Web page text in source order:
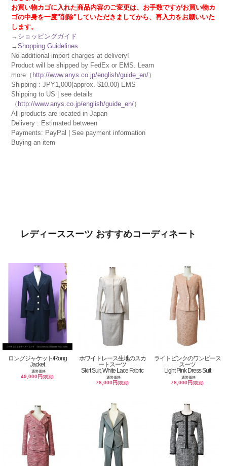
お買い物カゴに入れた商品内容のご変更は、お手数ですがお買い物カ
ゴの中身を一度"削除"していただきましてから、再入力をお願いいた
します。
→ ショッピングガイド
→Shopping Guidelines
No additional import charges at delivery!
Product will be shipped by FedEx or EMS. Learn
more（ http://www.anys.co.jp/english/guide_en/）
Shipping : JPY1,000(approx. $10.00) EMS
Shipping to US | see details
（ http://www.anys.co.jp/english/guide_en/）
All products are located in Japan
Delivery : Estimated between
Payments: PayPal | See payment information
Buying an item
レディーススーツ おすすめコーディネート
ロングジャケット/Rong
Jacket
通常価格
49,000円(税別)
ホワイトレース生地のスカ
ートスーツ
Skirt Suit, White Lace Fabric
通常価格
78,000円(税別)
ライトピンクのワンピース
スーツ
Light Pink Dress Suit
通常価格
78,000円(税別)